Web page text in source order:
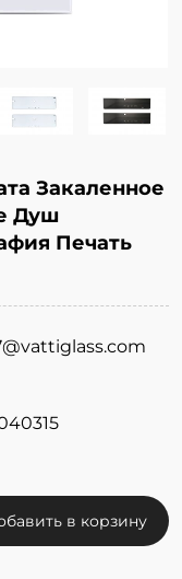
Закаленное
Душ
Печать
в корзину